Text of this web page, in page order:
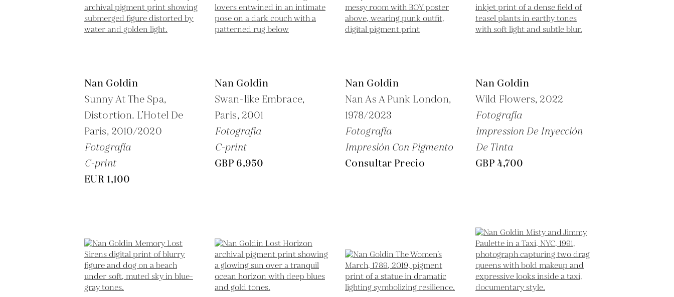
Nan Goldin
Sunny At The Spa,
Distortion. L’Hotel De
Paris, 2010/2020
Fotografía
C-print
EUR 1,100
Nan Goldin
Swan-like Embrace,
Paris, 2001
Fotografía
C-print
GBP 6,950
Nan Goldin
Nan As A Punk London,
1978/2023
Fotografía
Impresión Con Pigmento
Consultar Precio
Nan Goldin
Wild Flowers, 2022
Fotografía
Impression De Inyección
De Tinta
GBP 4,700